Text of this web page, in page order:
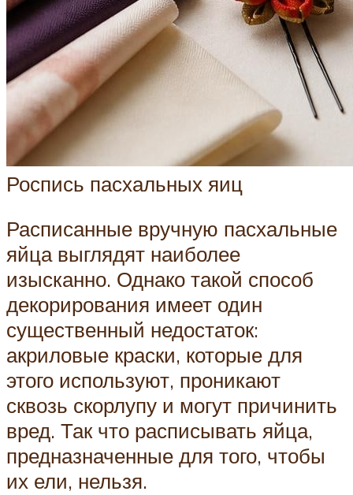
Роспись пасхальных яиц
Расписанные вручную пасхальные
яйца выглядят наиболее
изысканно. Однако такой способ
декорирования имеет один
существенный недостаток:
акриловые краски, которые для
этого используют, проникают
сквозь скорлупу и могут причинить
вред. Так что расписывать яйца,
предназначенные для того, чтобы
их ели, нельзя.